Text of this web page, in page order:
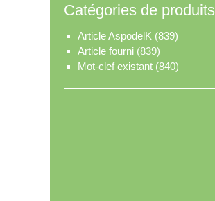
Catégories de produits
Article AspodelK (839)
Article fourni (839)
Mot-clef existant (840)